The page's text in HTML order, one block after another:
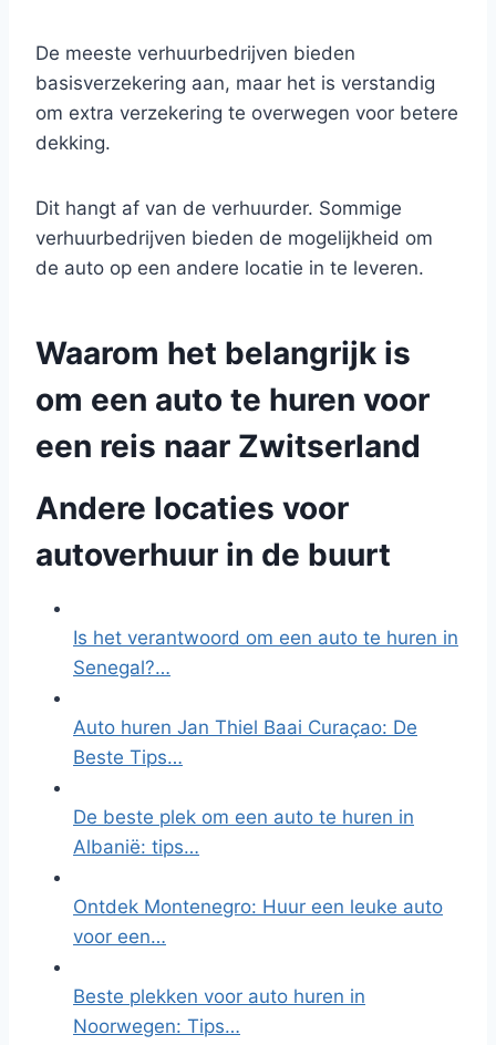
De meeste verhuurbedrijven bieden
basisverzekering aan, maar het is verstandig
om extra verzekering te overwegen voor betere
dekking.
Dit hangt af van de verhuurder. Sommige
verhuurbedrijven bieden de mogelijkheid om
de auto op een andere locatie in te leveren.
Waarom het belangrijk is
om een auto te huren voor
een reis naar Zwitserland
Andere locaties voor
autoverhuur in de buurt
Is het verantwoord om een auto te huren in
Senegal?…
Auto huren Jan Thiel Baai Curaçao: De
Beste Tips…
De beste plek om een auto te huren in
Albanië: tips…
Ontdek Montenegro: Huur een leuke auto
voor een…
Beste plekken voor auto huren in
Noorwegen: Tips…